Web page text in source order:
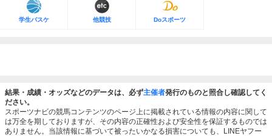
学生バスケ 他競技 Doスポーツ
結果・成績・オッズなどのデータは、必ず主催者発行のものと照合し確認してく
ださい。
スポーツナビの競馬コンテンツのページ上に掲載されている情報の内容に関して
は万全を期しておりますが、その内容の正確性および安全性を保証するものでは
ありません。当該情報に基づいて被ったいかなる損害についても、LINEヤフー